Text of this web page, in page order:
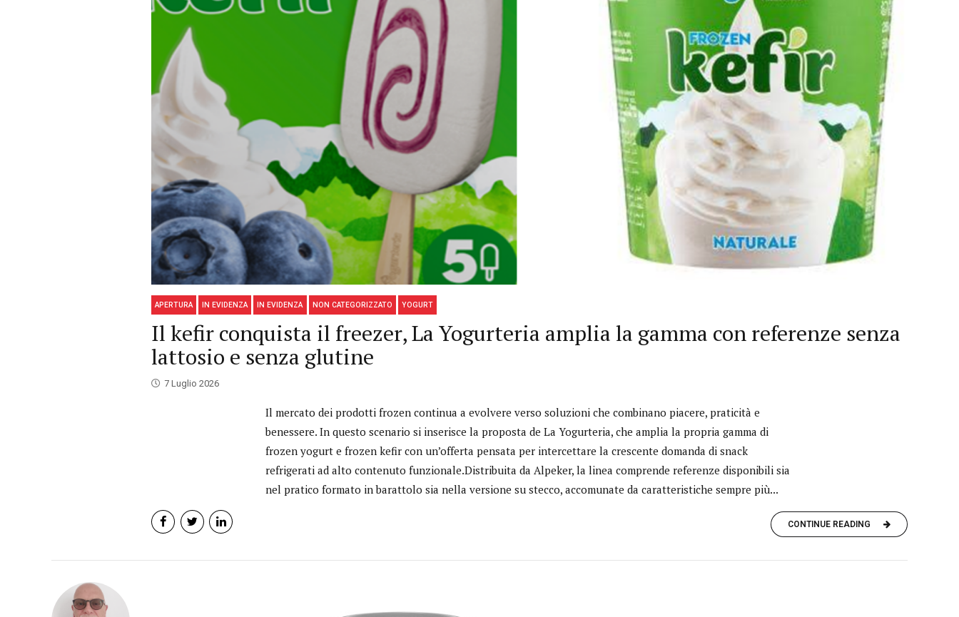
APERTURA IN EVIDENZA IN EVIDENZA NON CATEGORIZZATO YOGURT
Il kefir conquista il freezer, La Yogurteria amplia la gamma con referenze senza
lattosio e senza glutine
7 Luglio 2026
Il mercato dei prodotti frozen continua a evolvere verso soluzioni che combinano piacere, praticità e
benessere. In questo scenario si inserisce la proposta de La Yogurteria, che amplia la propria gamma di
frozen yogurt e frozen kefir con un’offerta pensata per intercettare la crescente domanda di snack
refrigerati ad alto contenuto funzionale.Distribuita da Alpeker, la linea comprende referenze disponibili sia
nel pratico formato in barattolo sia nella versione su stecco, accomunate da caratteristiche sempre più...
CONTINUE READING